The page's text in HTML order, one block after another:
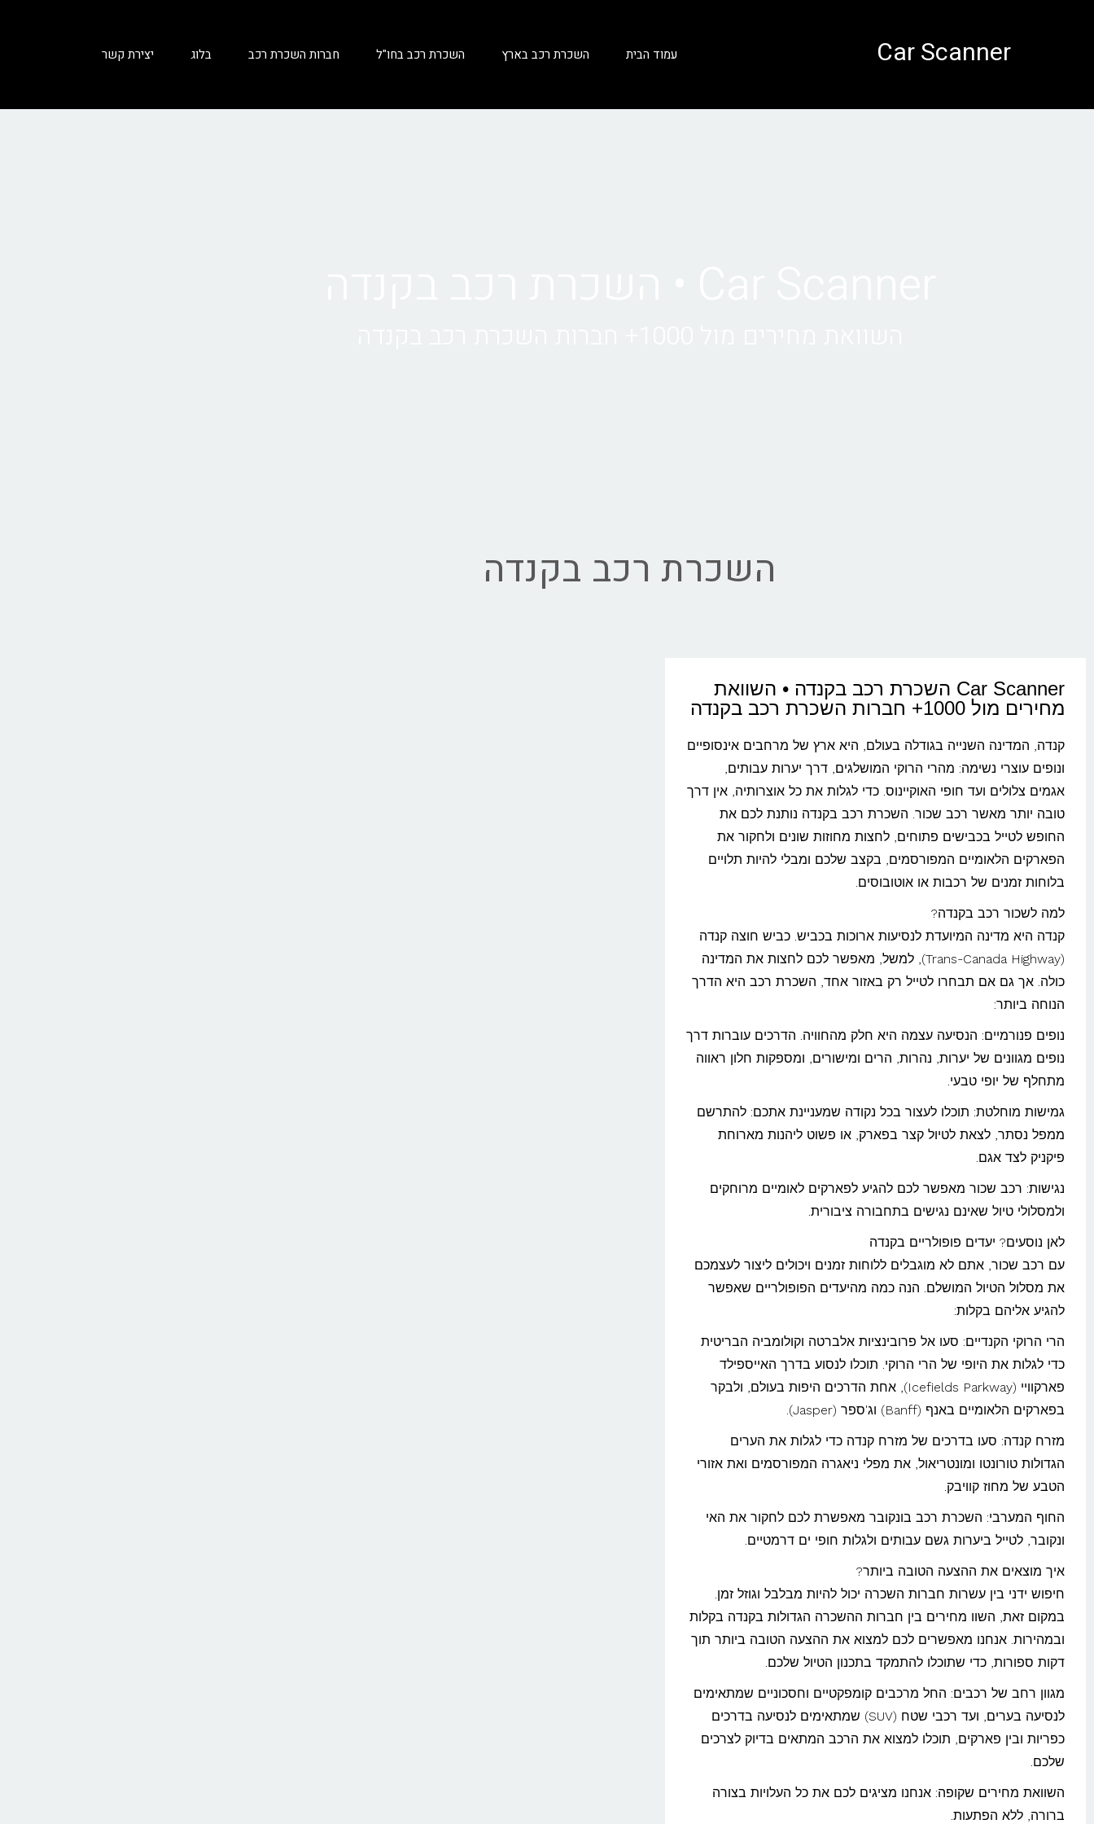
Car Scanner עמוד הבית השכרת רכב בארץ השכרת רכב בחו"ל חברות השכרת רכב בלוג יצירת קשר
השכרת רכב בקנדה
Car Scanner השכרת רכב בקנדה • השוואת
מחירים מול 1000+ חברות השכרת רכב בקנדה
קנדה, המדינה השנייה בגודלה בעולם, היא ארץ של מרחבים אינסופיים
ונופים עוצרי נשימה: מהרי הרוקי המושלגים, דרך יערות עבותים,
אגמים צלולים ועד חופי האוקיינוס. כדי לגלות את כל אוצרותיה, אין דרך
טובה יותר מאשר רכב שכור. השכרת רכב בקנדה נותנת לכם את
החופש לטייל בכבישים פתוחים, לחצות מחוזות שונים ולחקור את
הפארקים הלאומיים המפורסמים, בקצב שלכם ומבלי להיות תלויים
בלוחות זמנים של רכבות או אוטובוסים.
למה לשכור רכב בקנדה?
קנדה היא מדינה המיועדת לנסיעות ארוכות בכביש. כביש חוצה קנדה
(Trans-Canada Highway), למשל, מאפשר לכם לחצות את המדינה
כולה. אך גם אם תבחרו לטייל רק באזור אחד, השכרת רכב היא הדרך
הנוחה ביותר:
נופים פנורמיים: הנסיעה עצמה היא חלק מהחוויה. הדרכים עוברות דרך
נופים מגוונים של יערות, נהרות, הרים ומישורים, ומספקות חלון ראווה
מתחלף של יופי טבעי.
גמישות מוחלטת: תוכלו לעצור בכל נקודה שמעניינת אתכם: להתרשם
ממפל נסתר, לצאת לטיול קצר בפארק, או פשוט ליהנות מארוחת
פיקניק לצד אגם.
נגישות: רכב שכור מאפשר לכם להגיע לפארקים לאומיים מרוחקים
ולמסלולי טיול שאינם נגישים בתחבורה ציבורית.
לאן נוסעים? יעדים פופולריים בקנדה
עם רכב שכור, אתם לא מוגבלים ללוחות זמנים ויכולים ליצור לעצמכם
את מסלול הטיול המושלם. הנה כמה מהיעדים הפופולריים שאפשר
להגיע אליהם בקלות:
הרי הרוקי הקנדיים: סעו אל פרובינציות אלברטה וקולומביה הבריטית
כדי לגלות את היופי של הרי הרוקי. תוכלו לנסוע בדרך האייספילד
פארקוויי (Icefields Parkway), אחת הדרכים היפות בעולם, ולבקר
בפארקים הלאומיים באנף (Banff) וג'ספר (Jasper).
מזרח קנדה: סעו בדרכים של מזרח קנדה כדי לגלות את הערים
הגדולות טורונטו ומונטריאול, את מפלי ניאגרה המפורסמים ואת אזורי
הטבע של מחוז קוויבק.
החוף המערבי: השכרת רכב בונקובר מאפשרת לכם לחקור את האי
ונקובר, לטייל ביערות גשם עבותים ולגלות חופי ים דרמטיים.
איך מוצאים את ההצעה הטובה ביותר?
חיפוש ידני בין עשרות חברות השכרה יכול להיות מבלבל וגוזל זמן.
במקום זאת, השוו מחירים בין חברות ההשכרה הגדולות בקנדה בקלות
ובמהירות. אנחנו מאפשרים לכם למצוא את ההצעה הטובה ביותר תוך
דקות ספורות, כדי שתוכלו להתמקד בתכנון הטיול שלכם.
מגוון רחב של רכבים: החל מרכבים קומפקטיים וחסכוניים שמתאימים
לנסיעה בערים, ועד רכבי שטח (SUV) שמתאימים לנסיעה בדרכים
כפריות ובין פארקים, תוכלו למצוא את הרכב המתאים בדיוק לצרכים
שלכם.
השוואת מחירים שקופה: אנחנו מציגים לכם את כל העלויות בצורה
ברורה, ללא הפתעות.